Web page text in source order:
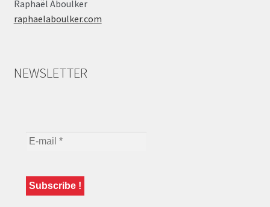
Raphaël Aboulker
raphaelaboulker.com
NEWSLETTER